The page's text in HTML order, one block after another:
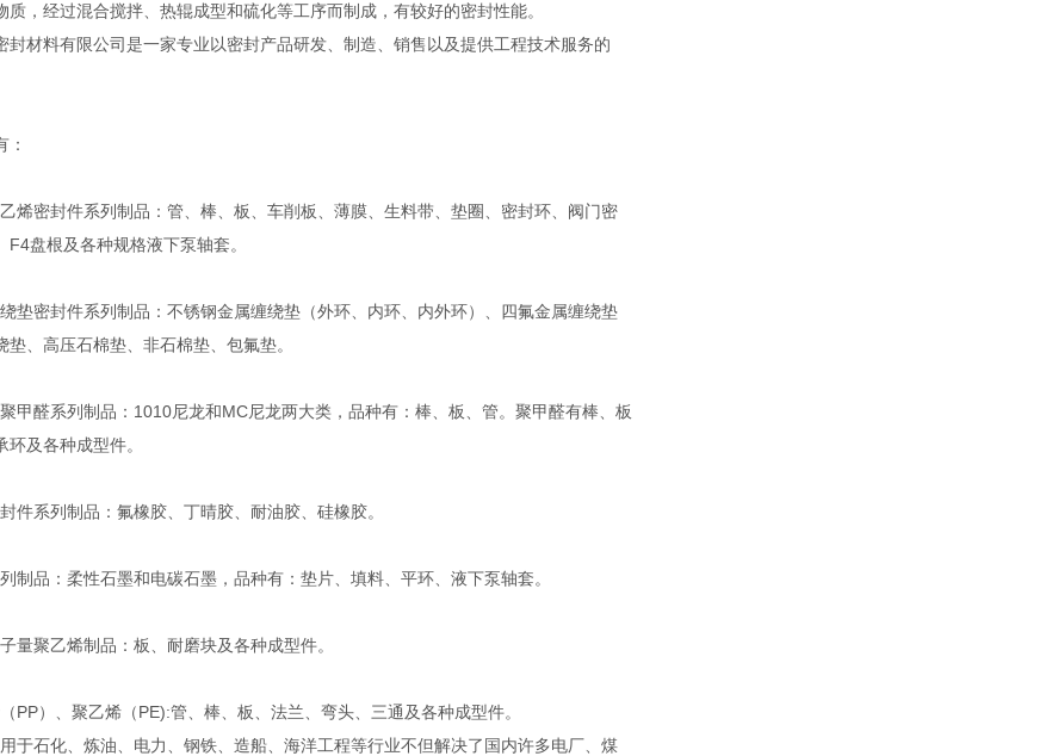
质，经过混合搅拌、热辊成型和硫化等工序而制成，有较好的密封性能。
封材料有限公司是一家专业以密封产品研发、制造、销售以及提供工程技术服务的
：
密封件系列制品：管、棒、板、车削板、薄膜、生料带、垫圈、密封环、阀门密
F4盘根及各种规格液下泵轴套。
密封件系列制品：不锈钢金属缠绕垫（外环、内环、内外环）、四氟金属缠绕垫
垫、高压石棉垫、非石棉垫、包氟垫。
醛系列制品：1010尼龙和MC尼龙两大类，品种有：棒、板、管。聚甲醛有棒、板
环及各种成型件。
系列制品：氟橡胶、丁晴胶、耐油胶、硅橡胶。
品：柔性石墨和电碳石墨，品种有：垫片、填料、平环、液下泵轴套。
聚乙烯制品：板、耐磨块及各种成型件。
）、聚乙烯（PE):管、棒、板、法兰、弯头、三通及各种成型件。
石化、炼油、电力、钢铁、造船、海洋工程等行业不但解决了国内许多电厂、煤